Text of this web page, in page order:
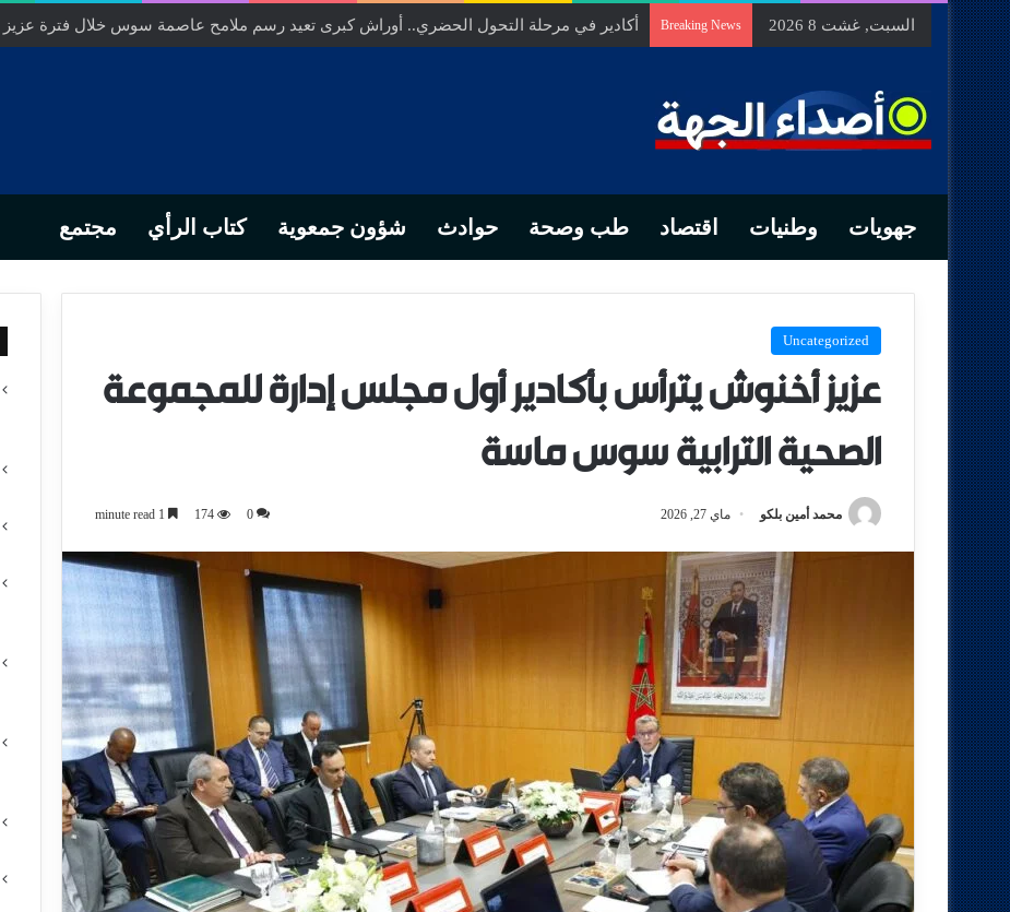
السبت, غشت 8 2026 Breaking News السيد الحسين مخلص… من التدبير المحلي إلى رهانات التشريع وبصمة رجل أعمال ناجح
جهويات وطنيات اقتصاد طب وصحة حوادث شؤون جمعوية كتاب الرأي مجتمع
Uncategorized
عزيز أخنوش يترأس بأكادير أول مجلس إدارة للمجموعة
الصحية الترابية سوس ماسة
محمد أمين بلكو ماي 27, 2026 0
174